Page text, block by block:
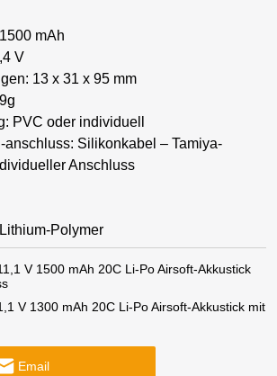
mAh
V
13 x 31 x 95 mm
PVC oder individuell
anschluss: Silikonkabel – Tamiya-
Anschluss
Polymer
V 1500 mAh 20C Li-Po Airsoft-Akkustick
V 1300 mAh 20C Li-Po Airsoft-Akkustick mit
Email